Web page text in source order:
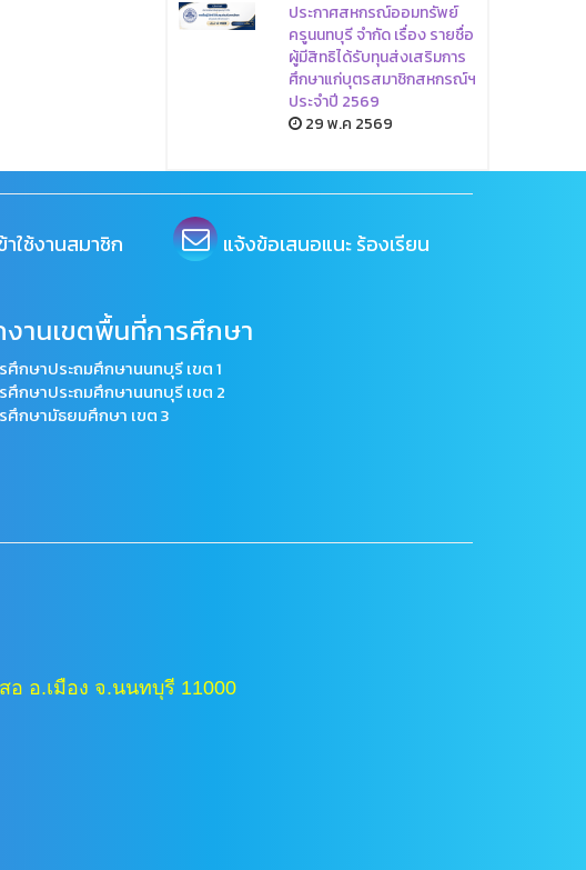
ประกาศสหกรณ์ออมทรัพย์
ครูนนทบุรี จำกัด เรื่อง รายชื่อ
ผู้มีสิทธิได้รับทุนส่งเสริมการ
ศึกษาแก่บุตรสมาชิกสหกรณ์ฯ
ประจำปี 2569
29 พ.ค 2569
าใช้งานสมาชิก แจ้งข้อเสนอแนะ ร้องเรียน
งานเขตพื้นที่การศึกษา
กษาประถมศึกษานนทบุรี เขต 1
ศึกษาประถมศึกษานนทบุรี เขต 2
ศึกษามัธยมศึกษา เขต 3
อ.เมือง จ.นนทบุรี 11000